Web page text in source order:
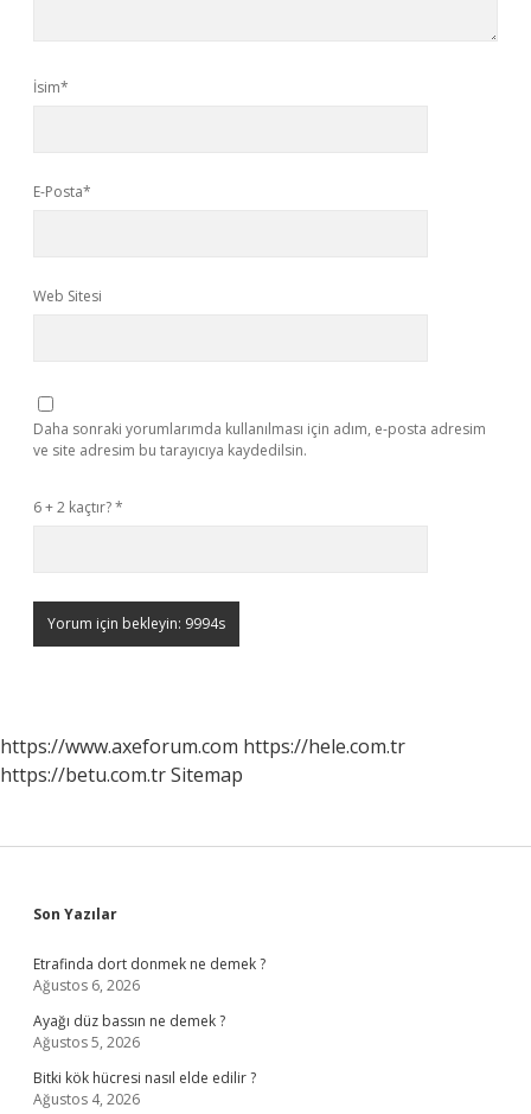
İsim*
E-Posta*
Web Sitesi
Daha sonraki yorumlarımda kullanılması için adım, e-posta adresim
ve site adresim bu tarayıcıya kaydedilsin.
6 + 2 kaçtır?*
https://www.axeforum.com https://hele.com.tr
https://betu.com.trSitemap
Sidebar
Son Yazılar
Etrafinda dort donmek ne demek ?
Ağustos 6, 2026
Ayağı düz bassın ne demek ?
Ağustos 5, 2026
Bitki kök hücresi nasıl elde edilir ?
Ağustos 4, 2026